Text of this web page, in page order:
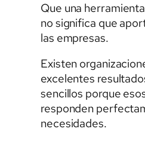
Que una
no significa que
las empresas.
Existen
excelentes
sencillos porque
responden
necesidades.